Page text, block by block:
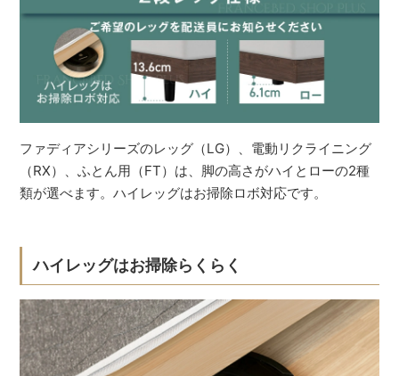
ファディアシリーズのレッグ（LG）、電動リクライニング
（RX）、ふとん用（FT）は、脚の高さがハイとローの2種
類が選べます。ハイレッグはお掃除ロボ対応です。
ハイレッグはお掃除らくらく